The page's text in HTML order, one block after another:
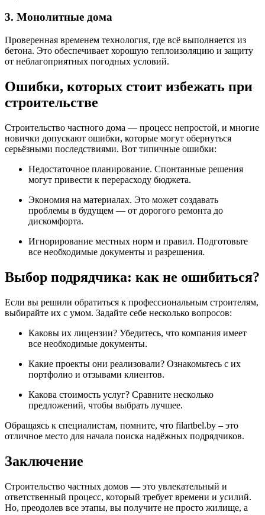
3. Монолитные дома
Проверенная временем технология, где всё выполняется из
бетона. Это обеспечивает хорошую теплоизоляцию и защиту
от неблагоприятных погодных условий.
Ошибки, которых стоит избежать при
строительстве
Строительство частного дома — процесс непростой, и многие
новички допускают ошибки, которые могут обернуться
серьёзными последствиями. Вот типичные ошибки:
Недостаточное планирование. Спонтанные решения
могут привести к перерасходу бюджета.
Экономия на материалах. Это может создавать
проблемы в будущем — от дорогого ремонта до
дискомфорта.
Игнорирование местных норм и правил. Подготовьте
все необходимые документы и разрешения.
Выбор подрядчика: как не ошибиться?
Если вы решили обратиться к профессиональным строителям,
выбирайте их с умом. Задайте себе несколько вопросов:
Каковы их лицензии? Убедитесь, что компания имеет
все необходимые документы.
Какие проекты они реализовали? Ознакомьтесь с их
портфолио и отзывами клиентов.
Какова стоимость услуг? Сравните несколько
предложений, чтобы выбрать лучшее.
Обращаясь к специалистам, помните, что filartbel.by – это
отличное место для начала поиска надёжных подрядчиков.
Заключение
Строительство частных домов — это увлекательный и
ответственный процесс, который требует времени и усилий.
Но, преодолев все этапы, вы получите не просто жилище, а